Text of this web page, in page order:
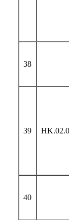
38
39
40